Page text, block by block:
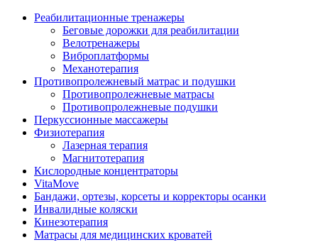
Реабилитационные тренажеры
Беговые дорожки для реабилитации
Велотренажеры
Виброплатформы
Механотерапия
Противопролежневый матрас и подушки
Противопролежневые матрасы
Противопролежневые подушки
Перкуссионные массажеры
Физиотерапия
Лазерная терапия
Магнитотерапия
Кислородные концентраторы
VitaMove
Бандажи, ортезы, корсеты и корректоры осанки
Инвалидные коляски
Кинезотерапия
Матрасы для медицинских кроватей